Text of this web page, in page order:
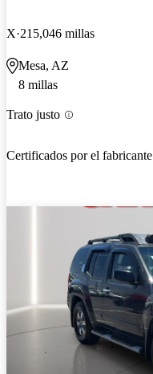
X 215,046 millas
Mesa, AZ
8 millas
Trato justo
Certificados por el fabricante